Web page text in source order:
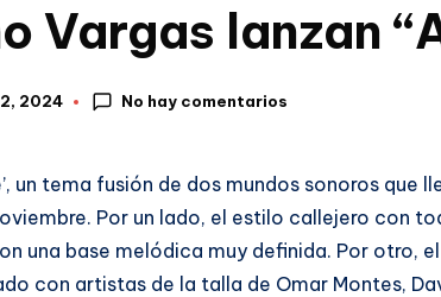
Vargas lanzan
2024 No hay comentarios
un tema fusión de dos mundos sonoros que
Por un lado, el estilo callejero con
una base melódica muy definida. Por otro,
con artistas de la talla de Omar Montes,